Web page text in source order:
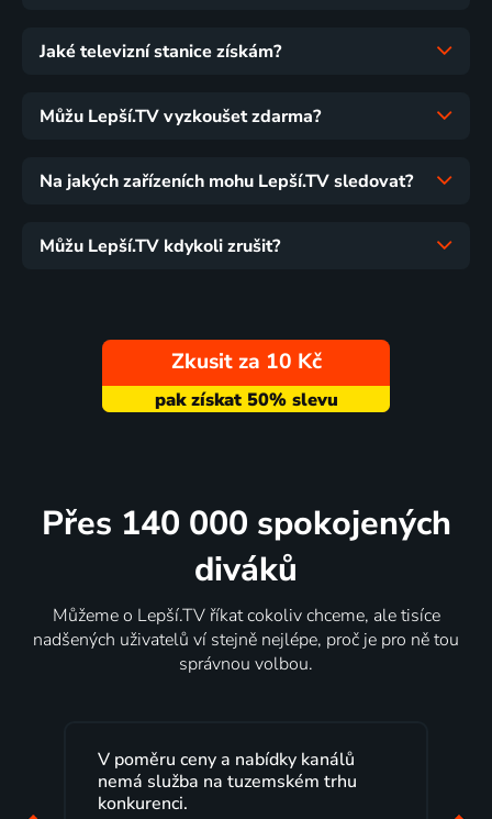
Jaké televizní stanice získám?
Můžu Lepší.TV vyzkoušet zdarma?
Na jakých zařízeních mohu Lepší.TV sledovat?
Můžu Lepší.TV kdykoli zrušit?
Zkusit za 10 Kč
Přes 140 000 spokojených
diváků
Můžeme o Lepší.TV říkat cokoliv chceme, ale tisíce
nadšených uživatelů ví stejně nejlépe, proč je pro ně tou
správnou volbou.
V poměru ceny a nabídky kanálů
nemá služba na tuzemském trhu
konkurenci.